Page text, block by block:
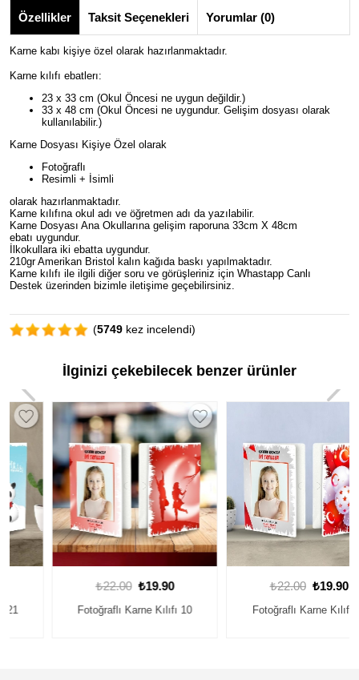
Özellikler Taksit Seçenekleri Yorumlar (0)
Karne kabı kişiye özel olarak hazırlanmaktadır.
Karne kılıfı ebatlerı:
23 x 33 cm (Okul Öncesi ne uygun değildir.)
33 x 48 cm (Okul Öncesi ne uygundur. Gelişim dosyası olarak
kullanılabilir.)
Karne Dosyası Kişiye Özel olarak
Fotoğraflı
Resimli + İsimli
olarak hazırlanmaktadır.
Karne kılıfına okul adı ve öğretmen adı da yazılabilir.
Karne Dosyası Ana Okullarına gelişim raporuna 33cm X 48cm
ebatı uygundur.
İlkokullara iki ebatta uygundur.
210gr Amerikan Bristol kalın kağıda baskı yapılmaktadır.
Karne kılıfı ile ilgili diğer soru ve görüşleriniz için Whastapp Canlı
Destek üzerinden bizimle iletişime geçebilirsiniz.
(5749 kez incelendi)
İlginizi çekebilecek benzer ürünler
₺19.90
Fotoğraflı Karne Kılıfı 10
₺19.90
Fotoğraflı Karne Kılıfı 11